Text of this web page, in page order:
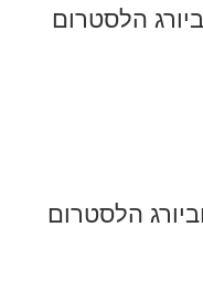
הלסטרום
הלסטרום